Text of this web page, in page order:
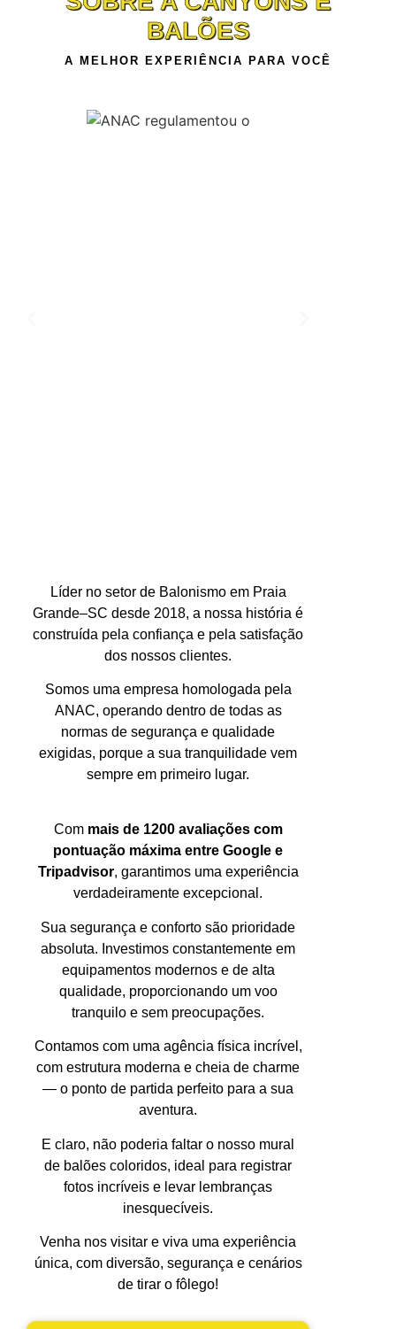
BALÕES
A MELHOR EXPERIÊNCIA PARA VOCÊ
Líder no setor de Balonismo em Praia
Grande–SC desde 2018, a nossa história é
construída pela confiança e pela satisfação
dos nossos clientes.
Somos uma empresa homologada pela
ANAC, operando dentro de todas as
normas de segurança e qualidade
exigidas, porque a sua tranquilidade vem
sempre em primeiro lugar.
Com mais de 1200 avaliações com
pontuação máxima entre Google e
Tripadvisor, garantimos uma experiência
verdadeiramente excepcional.
Sua segurança e conforto são prioridade
absoluta. Investimos constantemente em
equipamentos modernos e de alta
qualidade, proporcionando um voo
tranquilo e sem preocupações.
Contamos com uma agência física incrível,
com estrutura moderna e cheia de charme
— o ponto de partida perfeito para a sua
aventura.
E claro, não poderia faltar o nosso mural
de balões coloridos, ideal para registrar
fotos incríveis e levar lembranças
inesquecíveis.
Venha nos visitar e viva uma experiência
única, com diversão, segurança e cenários
de tirar o fôlego!